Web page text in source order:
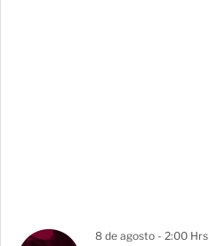
8 de agosto - 2:00 Hrs